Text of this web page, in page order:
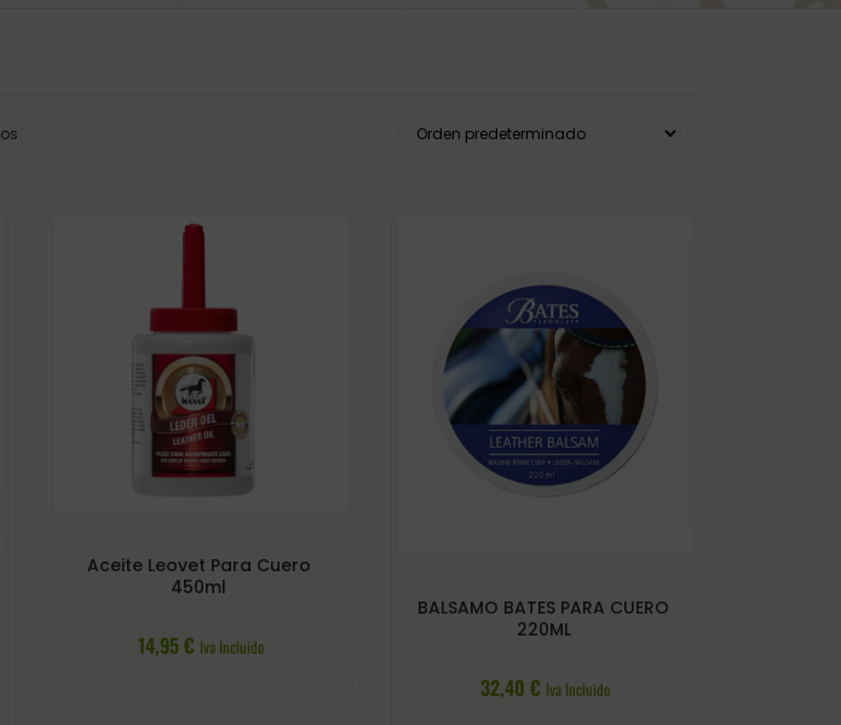
Aceite Leovet Para Cuero
450ml
14,95€ Iva Incluido
BALSAMO BATES PARA CUERO
220ML
32,40 € Iva Incluido